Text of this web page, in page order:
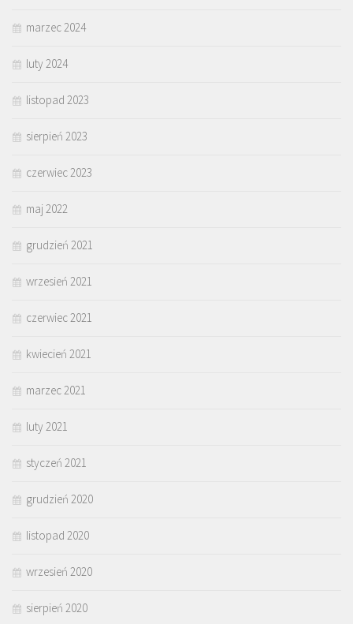
marzec 2024
luty 2024
listopad 2023
sierpień 2023
czerwiec 2023
maj 2022
grudzień 2021
wrzesień 2021
czerwiec 2021
kwiecień 2021
marzec 2021
luty 2021
styczeń 2021
grudzień 2020
listopad 2020
wrzesień 2020
sierpień 2020